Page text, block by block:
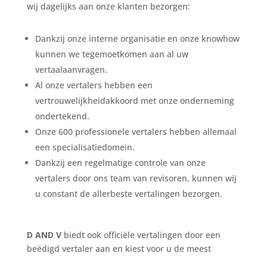
wij dagelijks aan onze klanten bezorgen:
Dankzij onze interne organisatie en onze knowhow
kunnen we tegemoetkomen aan al uw
vertaalaanvragen.
Al onze vertalers hebben een
vertrouwelijkheidakkoord met onze onderneming
ondertekend.
Onze 600 professionele vertalers hebben allemaal
een specialisatiedomein.
Dankzij een regelmatige controle van onze
vertalers door ons team van revisoren, kunnen wij
u constant de allerbeste vertalingen bezorgen.
D AND V biedt ook officiële vertalingen door een
beëdigd vertaler aan en kiest voor u de meest